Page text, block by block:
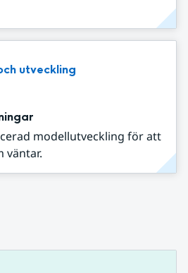
utveckling
modellutveckling för att
väntar.